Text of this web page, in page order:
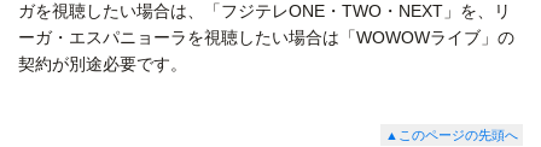
ガを視聴したい場合は、「フジテレONE・TWO・NEXT」を、リ
ーガ・エスパニョーラを視聴したい場合は「WOWOWライブ」の
契約が別途必要です。
▲このページの先頭へ